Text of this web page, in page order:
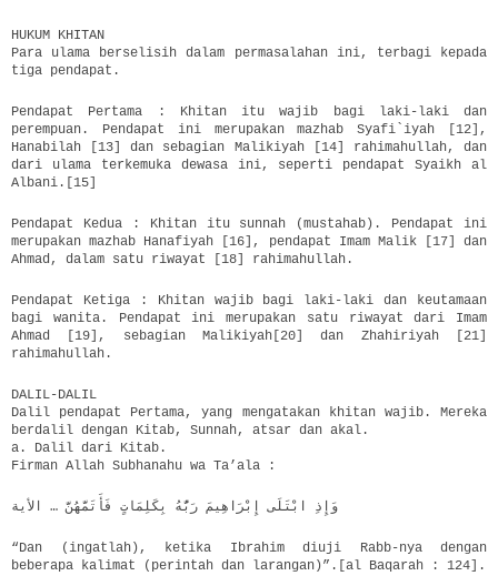
HUKUM KHITAN
Para ulama berselisih dalam permasalahan ini, terbagi kepada
tiga pendapat.
Pendapat Pertama : Khitan itu wajib bagi laki-laki dan
perempuan. Pendapat ini merupakan mazhab Syafi`iyah [12],
Hanabilah [13] dan sebagian Malikiyah [14] rahimahullah, dan
dari ulama terkemuka dewasa ini, seperti pendapat Syaikh al
Albani.[15]
Pendapat Kedua : Khitan itu sunnah (mustahab). Pendapat ini
merupakan mazhab Hanafiyah [16], pendapat Imam Malik [17] dan
Ahmad, dalam satu riwayat [18] rahimahullah.
Pendapat Ketiga : Khitan wajib bagi laki-laki dan keutamaan
bagi wanita. Pendapat ini merupakan satu riwayat dari Imam
Ahmad [19], sebagian Malikiyah[20] dan Zhahiriyah [21]
rahimahullah.
DALIL-DALIL
Dalil pendapat Pertama, yang mengatakan khitan wajib. Mereka
berdalil dengan Kitab, Sunnah, atsar dan akal.
a. Dalil dari Kitab.
Firman Allah Subhanahu wa Ta’ala :
وَإِذِ ابْتَلَى إِبْرَاهِيمَ رَبُّهُ بِكَلِمَاتٍ فَأَتَمَّهُنَّ … الأية
“Dan (ingatlah), ketika Ibrahim diuji Rabb-nya dengan
beberapa kalimat (perintah dan larangan)”.[al Baqarah : 124].